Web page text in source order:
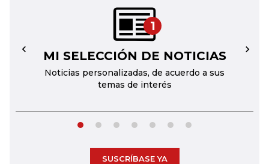
1
MI SELECCIÓN DE NOTICIAS
Noticias personalizadas, de acuerdo a sus
temas de interés
← →
SUSCRÍBASE YA